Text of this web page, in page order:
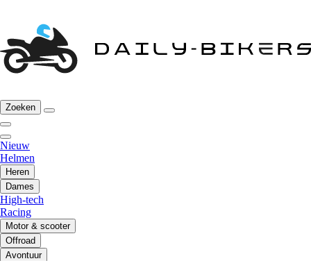
Zoeken
Nieuw
Helmen
Heren
Dames
High-tech
Racing
Motor & scooter
Offroad
Avontuur